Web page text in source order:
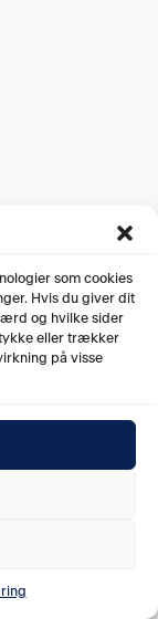
som cookies
Hvis du giver dit
og hvilke sider
eller trækker
på visse